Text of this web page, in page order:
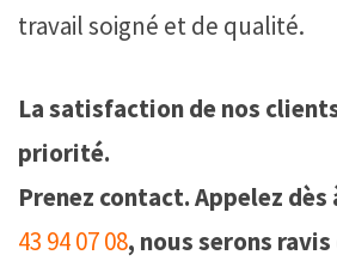
travail soigné et de qualité.
La satisfaction de nos
priorité.
Prenez contact. Appelez dès
43 94 07 08, nous serons